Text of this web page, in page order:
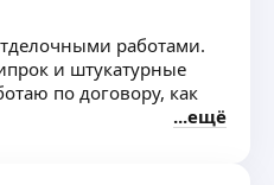
работами.
и штукатурные
по договору, как
ещё